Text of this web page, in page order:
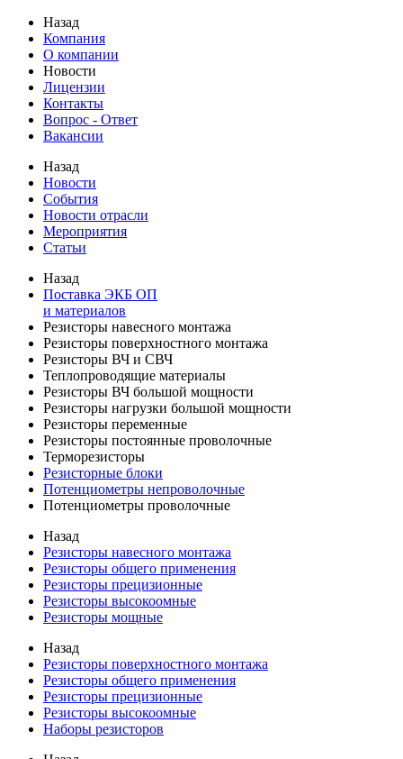
Назад
Компания
О компании
Новости
Лицензии
Контакты
Вопрос - Ответ
Вакансии
Назад
Новости
События
Новости отрасли
Мероприятия
Статьи
Назад
Поставка ЭКБ ОП
и материалов
Резисторы навесного монтажа
Резисторы поверхностного монтажа
Резисторы ВЧ и СВЧ
Теплопроводящие материалы
Резисторы ВЧ большой мощности
Резисторы нагрузки большой мощности
Резисторы переменные
Резисторы постоянные проволочные
Терморезисторы
Резисторные блоки
Потенциометры непроволочные
Потенциометры проволочные
Назад
Резисторы навесного монтажа
Резисторы общего применения
Резисторы прецизионные
Резисторы высокоомные
Резисторы мощные
Назад
Резисторы поверхностного монтажа
Резисторы общего применения
Резисторы прецизионные
Резисторы высокоомные
Наборы резисторов